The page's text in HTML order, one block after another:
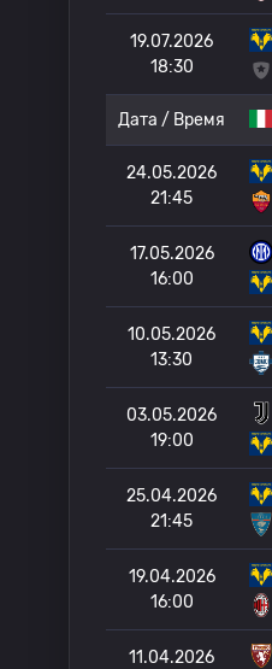
19.07.2026
18:30
Дата / Время
24.05.2026
21:45
17.05.2026
16:00
10.05.2026
13:30
03.05.2026
19:00
25.04.2026
21:45
19.04.2026
16:00
11.04.2026